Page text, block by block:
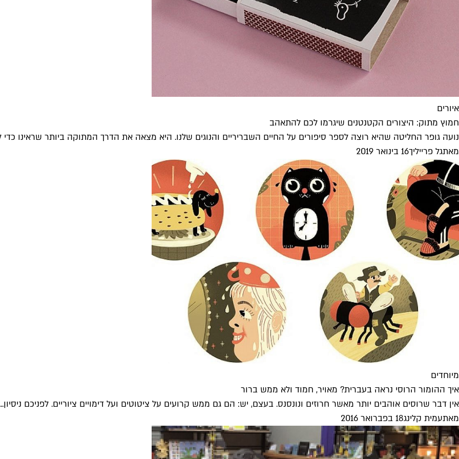
איורים
חמוץ מתוק: היצורים הקטנטנים שיגרמו לכם להתאהב
נועה גופר החליטה שהיא רוצה לספר סיפורים על החיים השבריריים והנוגים שלנו. היא מצאה את הדרך המתוקה ביותר שראינו כדי
מאתגל פרייליך16 בינואר 2019
מיוחדים
איך ההומור הרוסי נראה בעברית? מאויר, חמוד ולא ממש ברור
אין דבר שרוסים אוהבים יותר מאשר חרוזים ונונסנס. בעצם, יש: הם גם ממש קרועים על ציטוטים ועל דימויים ציוריים. לפניכם
מאתעמית קלינג18 בפברואר 2016